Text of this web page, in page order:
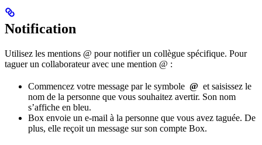
Notification
Utilisez les mentions @ pour notifier un collègue spécifique. Pour
taguer un collaborateur avec une mention @ :
Commencez votre message par le symbole @ et saisissez le
nom de la personne que vous souhaitez avertir. Son nom
s’affiche en bleu.
Box envoie un e-mail à la personne que vous avez taguée. De
plus, elle reçoit un message sur son compte Box.